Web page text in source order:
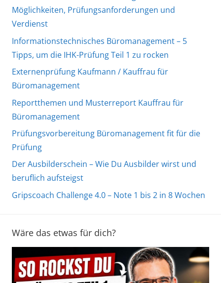
Möglichkeiten, Prüfungsanforderungen und
Verdienst
Informationstechnisches Büromanagement – 5
Tipps, um die IHK-Prüfung Teil 1 zu rocken
Externenprüfung Kaufmann / Kauffrau für
Büromanagement
Reportthemen und Musterreport Kauffrau für
Büromanagement
Prüfungsvorbereitung Büromanagement fit für die
Prüfung
Der Ausbilderschein – Wie Du Ausbilder wirst und
beruflich aufsteigst
Gripscoach Challenge 4.0 – Note 1 bis 2 in 8 Wochen
Wäre das etwas für dich?